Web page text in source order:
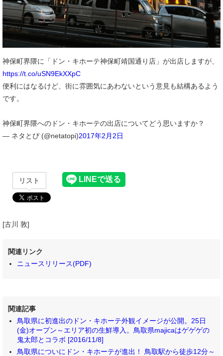
神保町界隈に「ドン・キホーテ神保町靖国通り店」が出店しますが、
https://t.co/uSN9EkXXpC
便利にはなるけど、街に雰囲気にあわないという意見も結構あるよう
です。
神保町界隈へのドン・キホーテの出店についてどう思いますか？
— ネタとぴ (@netatopi)2017年2月2日
リスト
[古川 敦]
関連リンク
ニュースリリース(PDF)
関連記事
鳥取県に初進出のドン・キホーテ外観イメージが公開。25日
(金)オープン～エリア初の生鮮導入。鳥取県majicaはゲゲゲの
鬼太郎とコラボ [2016/11/8]
鳥取県についにドン・キホーテが進出！ 鳥取駅から徒歩12分～